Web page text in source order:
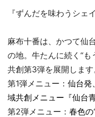
『ずんだを味わうシェ
麻布十番は、かつて仙
の地。牛たんに続く“
共創第3弾を展開します
第1弾メニュー： 仙台発
域共創メニュー『仙台
第2弾メニュー： 春色の